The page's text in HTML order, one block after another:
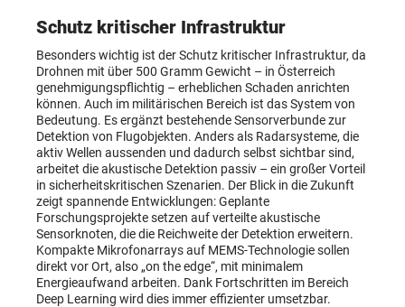
Schutz kritischer Infrastruktur
Besonders wichtig ist der Schutz kritischer Infrastruktur, da
Drohnen mit über 500 Gramm Gewicht – in Österreich
genehmigungspflichtig – erheblichen Schaden anrichten
können. Auch im militärischen Bereich ist das System von
Bedeutung. Es ergänzt bestehende Sensorverbunde zur
Detektion von Flugobjekten. Anders als Radarsysteme, die
aktiv Wellen aussenden und dadurch selbst sichtbar sind,
arbeitet die akustische Detektion passiv – ein großer Vorteil
in sicherheitskritischen Szenarien. Der Blick in die Zukunft
zeigt spannende Entwicklungen: Geplante
Forschungsprojekte setzen auf verteilte akustische
Sensorknoten, die die Reichweite der Detektion erweitern.
Kompakte Mikrofonarrays auf MEMS-Technologie sollen
direkt vor Ort, also „on the edge“, mit minimalem
Energieaufwand arbeiten. Dank Fortschritten im Bereich
Deep Learning wird dies immer effizienter umsetzbar.